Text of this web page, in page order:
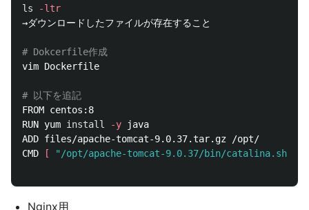
ls
-ltr
→ダウンロードしたファイルが存在すること
# Dokcerfile作成
vim Dockerfile
# 以下を追記
FROM centos:8
RUN yum install -y java
ADD files/apache-tomcat-9.0.37.tar.gz /opt/
CMD
[ "/opt/apache-tomcat-9.0.37/bin/catalina.sh"
Nginx用